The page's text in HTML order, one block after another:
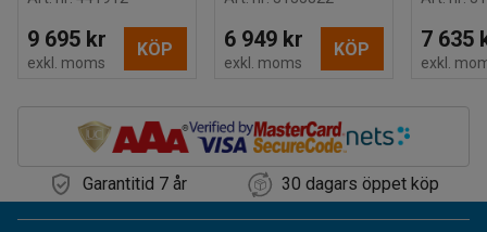
9 695 kr
exkl. moms
KÖP 6 949 kr
exkl. moms
KÖP 7 635
exkl.
Garantitid 7 år 30 dagars öppet köp